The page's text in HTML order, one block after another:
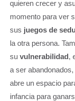
quieren crecer y
momento para ver
sus juegos de
la otra persona.
su vulnerabilidad,
a ser
abre un espacio
infancia para